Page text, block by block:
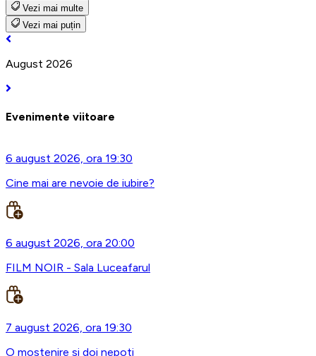
Vezi mai multe
Vezi mai puțin
August 2026
Evenimente viitoare
6 august 2026, ora 19:30
Cine mai are nevoie de iubire?
6 august 2026, ora 20:00
FILM NOIR - Sala Luceafarul
7 august 2026, ora 19:30
O mostenire si doi nepoti